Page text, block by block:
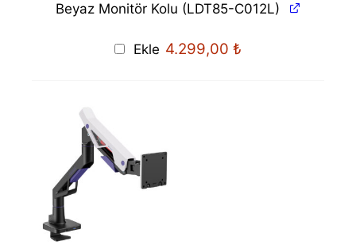
Beyaz Monitör Kolu (LDT85-C012L)
Ekle 4.299,00 ₺